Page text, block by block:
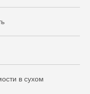
в сухом